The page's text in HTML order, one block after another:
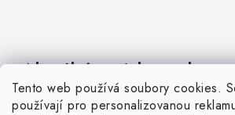
Tento web používá soubory cookies.
používají pro personalizovanou
Aktuální novinky a akce